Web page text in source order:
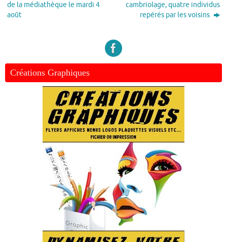
de la médiathèque le mardi 4
août
cambriolage, quatre individus
repérés par les voisins
Créations Graphiques